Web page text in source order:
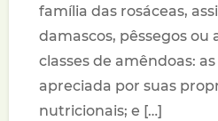
família das rosáceas,
damascos, pêssegos ou
classes de amêndoas:
apreciada por suas
nutricionais; e […]